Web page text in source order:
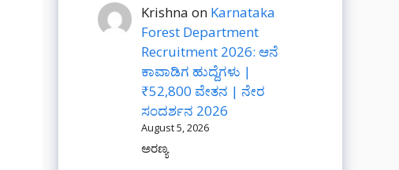
Krishna on Karnataka
Forest Department
Recruitment 2026: ಆನೆ
ಕಾವಾಡಿಗ ಹುದ್ದೆಗಳು |
₹52,800 ವೇತನ | ನೇರ
ಸಂದರ್ಶನ 2026
August 5, 2026
ಅರಣ್ಯ